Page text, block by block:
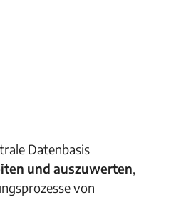
Datenbasis
und auszuwerten,
von